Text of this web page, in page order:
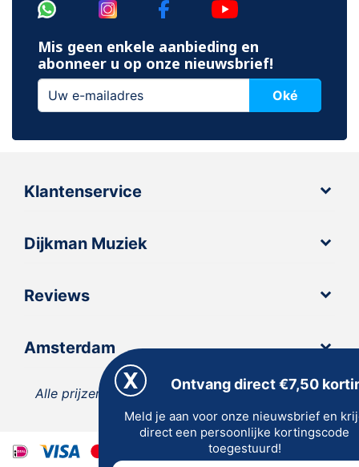
Mis geen enkele aanbieding en
abonneer u op onze nieuwsbrief!
Oké
Klantenservice
Dijkman Muziek
Reviews
Amsterdam
Alle prijzen zijn inclusief 21% BTW, tenzij anders
vermeld.
Ontvang direct €7,50
Meld je aan voor onze nieuwsbrief en
direct een persoonlijke kortingscode
toegestuurd!